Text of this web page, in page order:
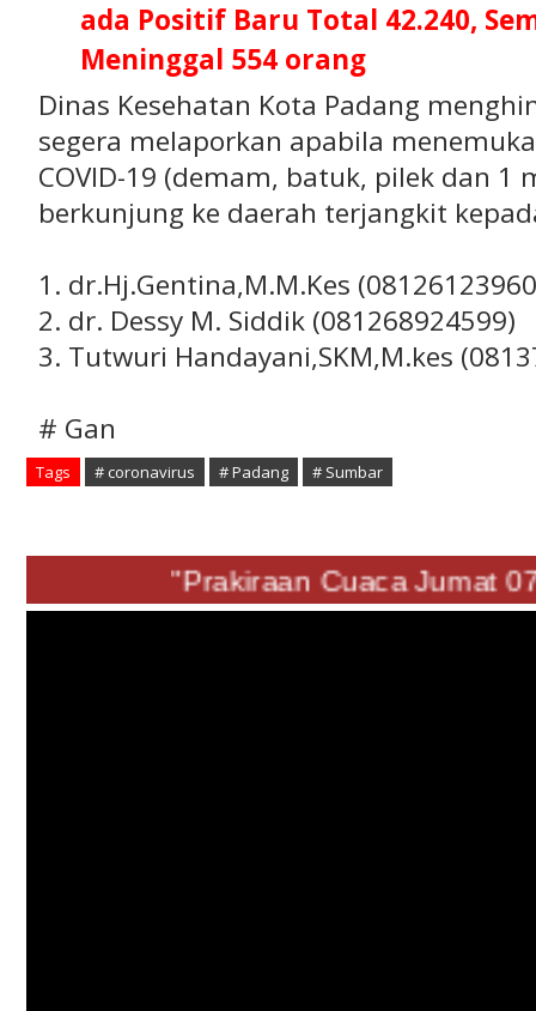
ada Positif Baru Total 42.240,
Meninggal 554 orang
Dinas Kesehatan Kota Padang
segera melaporkan apabila
COVID-19 (demam, batuk, pilek dan 1
berkunjung ke daerah terjangkit
1. dr.Hj.Gentina,M.M.Kes
2. dr. Dessy M. Siddik (081268924599)
3. Tutwuri Handayani,SKM,M.kes
# Gan
Tags # coronavirus # Padang # Sumbar
"Prakiraan Cuaca